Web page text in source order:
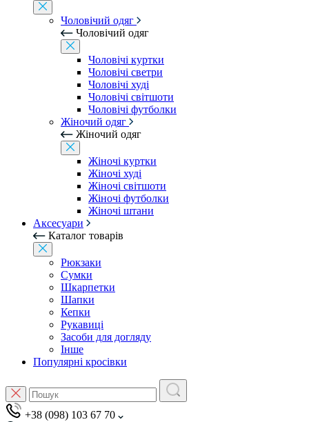
Чоловічий одяг
Чоловічий одяг
Чоловічі куртки
Чоловічі светри
Чоловічі худі
Чоловічі світшоти
Чоловічі футболки
Жіночий одяг
Жіночий одяг
Жіночі куртки
Жіночі худі
Жіночі світшоти
Жіночі футболки
Жіночі штани
Аксесуари
Каталог товарів
Рюкзаки
Сумки
Шкарпетки
Шапки
Кепки
Рукавиці
Засоби для догляду
Інше
Популярні кросівки
+38 (098) 103 67 70